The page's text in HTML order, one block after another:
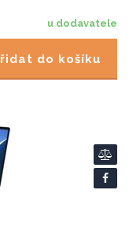
u dodavatele
Přidat do košíku